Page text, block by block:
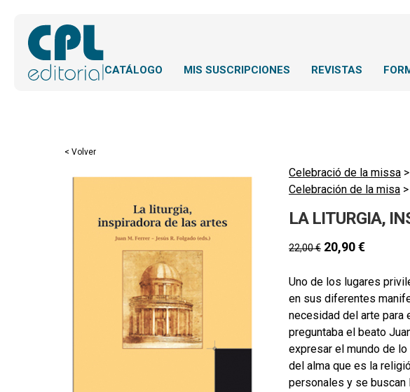
CATÁLOGO MIS SUSCRIPCIONES REVISTAS
< Volver
Celebració de la missa >
Celebración de la misa >
LA LITURGIA,
22,00€ 20,90€
Uno de los lugares
en sus diferentes
necesidad del arte para
preguntaba el beato
expresar el mundo de
del alma que es la
personales y se